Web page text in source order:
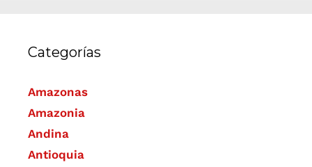
Categorías
Amazonas
Amazonia
Andina
Antioquia